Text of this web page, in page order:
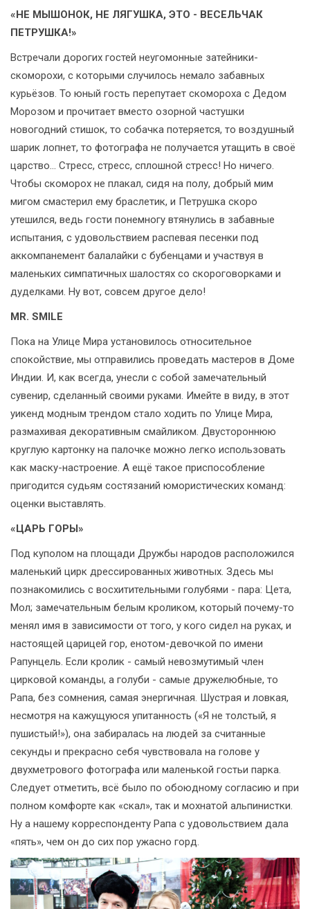
«НЕ МЫШОНОК, НЕ ЛЯГУШКА, ЭТО - ВЕСЕЛЬЧАК
ПЕТРУШКА!»
Встречали дорогих гостей неугомонные затейники-
скоморохи, с которыми случилось немало забавных
курьёзов. То юный гость перепутает скомороха с Дедом
Морозом и прочитает вместо озорной частушки
новогодний стишок, то собачка потеряется, то воздушный
шарик лопнет, то фотографа не получается утащить в своё
царство... Стресс, стресс, сплошной стресс! Но ничего.
Чтобы скоморох не плакал, сидя на полу, добрый мим
мигом смастерил ему браслетик, и Петрушка скоро
утешился, ведь гости понемногу втянулись в забавные
испытания, с удовольствием распевая песенки под
аккомпанемент балалайки с бубенцами и участвуя в
маленьких симпатичных шалостях со скороговорками и
дуделками. Ну вот, совсем другое дело!
MR. SMILE
Пока на Улице Мира установилось относительное
спокойствие, мы отправились проведать мастеров в Доме
Индии. И, как всегда, унесли с собой замечательный
сувенир, сделанный своими руками. Имейте в виду, в этот
уикенд модным трендом стало ходить по Улице Мира,
размахивая декоративным смайликом. Двустороннюю
круглую картонку на палочке можно легко использовать
как маску-настроение. А ещё такое приспособление
пригодится судьям состязаний юмористических команд:
оценки выставлять.
«ЦАРЬ ГОРЫ»
Под куполом на площади Дружбы народов расположился
маленький цирк дрессированных животных. Здесь мы
познакомились с восхитительными голубями - пара: Цета,
Мол; замечательным белым кроликом, который почему-то
менял имя в зависимости от того, у кого сидел на руках, и
настоящей царицей гор, енотом-девочкой по имени
Рапунцель. Если кролик - самый невозмутимый член
цирковой команды, а голуби - самые дружелюбные, то
Рапа, без сомнения, самая энергичная. Шустрая и ловкая,
несмотря на кажущуюся упитанность («Я не толстый, я
пушистый!»), она забиралась на людей за считанные
секунды и прекрасно себя чувствовала на голове у
двухметрового фотографа или маленькой гостьи парка.
Следует отметить, всё было по обоюдному согласию и при
полном комфорте как «скал», так и мохнатой альпинистки.
Ну а нашему корреспонденту Рапа с удовольствием дала
«пять», чем он до сих пор ужасно горд.